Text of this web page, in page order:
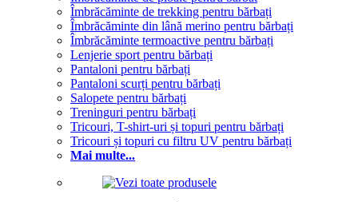
Îmbrăcăminte de trekking pentru bărbați
Îmbrăcăminte din lână merino pentru bărbați
Îmbrăcăminte termoactive pentru bărbați
Lenjerie sport pentru bărbați
Pantaloni pentru bărbați
Pantaloni scurți pentru bărbați
Salopete pentru bărbați
Treninguri pentru bărbați
Tricouri, T-shirt-uri și topuri pentru bărbați
Tricouri și topuri cu filtru UV pentru bărbați
Mai multe...